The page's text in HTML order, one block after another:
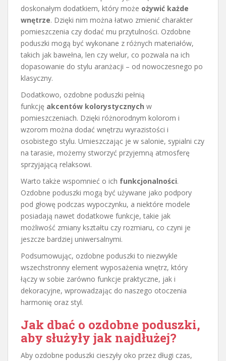
doskonałym dodatkiem, który może ożywić każde
wnętrze. Dzięki nim można łatwo zmienić charakter
pomieszczenia czy dodać mu przytulności. Ozdobne
poduszki mogą być wykonane z różnych materiałów,
takich jak bawełna, len czy welur, co pozwala na ich
dopasowanie do stylu aranżacji – od nowoczesnego po
klasyczny.
Dodatkowo, ozdobne poduszki pełnią
funkcję akcentów kolorystycznych w
pomieszczeniach. Dzięki różnorodnym kolorom i
wzorom można dodać wnętrzu wyrazistości i
osobistego stylu. Umieszczając je w salonie, sypialni czy
na tarasie, możemy stworzyć przyjemną atmosferę
sprzyjającą relaksowi.
Warto także wspomnieć o ich funkcjonalności.
Ozdobne poduszki mogą być używane jako podpory
pod głowę podczas wypoczynku, a niektóre modele
posiadają nawet dodatkowe funkcje, takie jak
możliwość zmiany kształtu czy rozmiaru, co czyni je
jeszcze bardziej uniwersalnymi.
Podsumowując, ozdobne poduszki to niezwykle
wszechstronny element wyposażenia wnętrz, który
łączy w sobie zarówno funkcje praktyczne, jak i
dekoracyjne, wprowadzając do naszego otoczenia
harmonię oraz styl.
Jak dbać o ozdobne poduszki,
aby służyły jak najdłużej?
Aby ozdobne poduszki cieszyły oko przez długi czas,